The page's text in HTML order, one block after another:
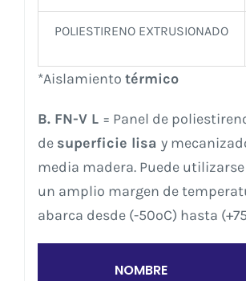
POLIESTIRENO EXTRUSIONADO
*Aislamiento térmico
B. FN-V L = Panel de
de superficie lisa y
media madera. Puede
un amplio margen de
abarca desde (-50ºC) hasta
NOMBRE